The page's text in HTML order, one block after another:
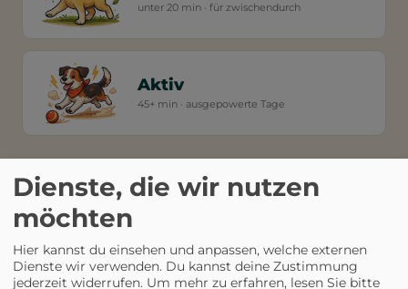
unter 20 min · für zwischendurch
Aktiv
45+ min · ausgepowerte Tage
Worauf habt ihr heute Lust?
Bäche, Seen & Schwimmstellen
Dienste, die wir nutzen
möchten
Hier kannst du einsehen und anpassen, welche externen
Dienste wir verwenden. Du kannst deine Zustimmung
jederzeit widerrufen. Um mehr zu erfahren, lesen Sie bitte